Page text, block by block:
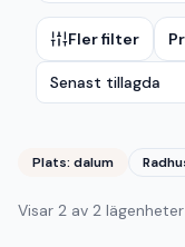
Fler filter
Senast tillagda
Plats: dalum
Visar 2 av 2 lägenheter